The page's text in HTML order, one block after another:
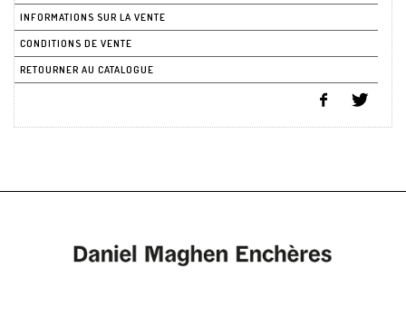
INFORMATIONS SUR LA VENTE
CONDITIONS DE VENTE
RETOURNER AU CATALOGUE